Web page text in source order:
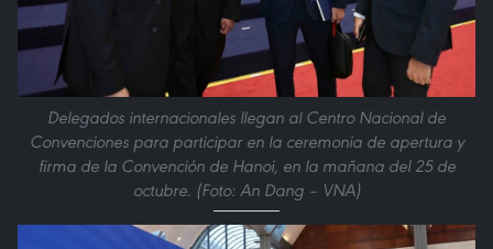
Delegados internacionales llegan al Centro Nacional de
Convenciones para participar en la ceremonia de apertura y
firma de la Convención de Hanoi, en la mañana del 25 de
octubre. (Foto: An Dang – VNA)